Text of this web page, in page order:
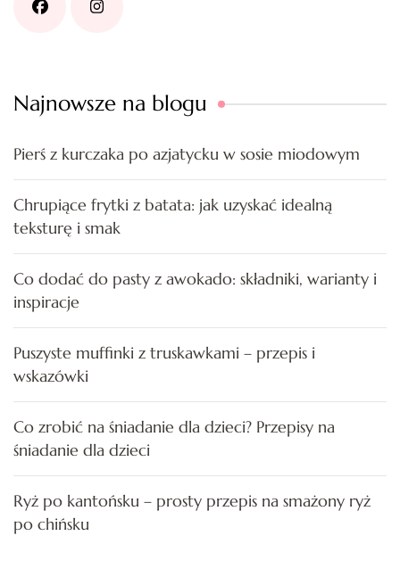
Najnowsze na blogu
Pierś z kurczaka po azjatycku w sosie miodowym
Chrupiące frytki z batata: jak uzyskać idealną
teksturę i smak
Co dodać do pasty z awokado: składniki, warianty i
inspiracje
Puszyste muffinki z truskawkami – przepis i
wskazówki
Co zrobić na śniadanie dla dzieci? Przepisy na
śniadanie dla dzieci
Ryż po kantońsku – prosty przepis na smażony ryż
po chińsku